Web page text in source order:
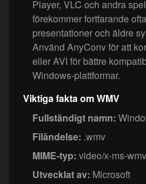
Player, VLC och andra
förekommer fortfarande
presentationer och äldre
Använd AnyConv för att
eller AVI för bättre
Windows-plattformar.
Viktiga fakta om WMV
Fullständigt namn:
Filändelse: .wmv
MIME-typ: video/x-ms-wmv
Utvecklat av: Microsoft